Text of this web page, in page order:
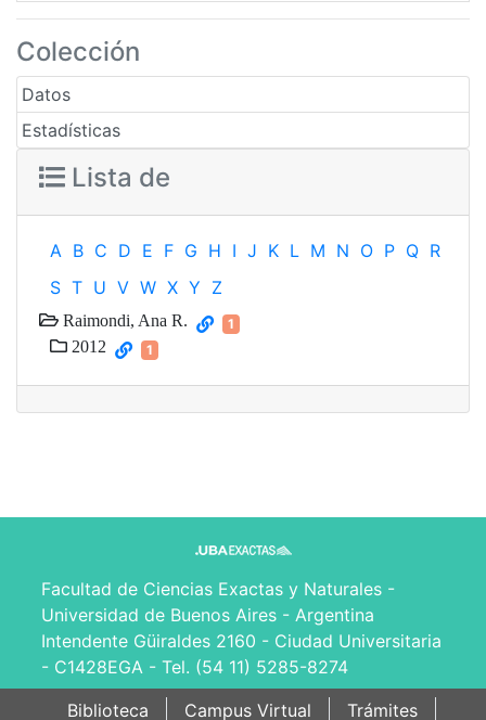
Colección
Datos
Estadísticas
Lista de
A B C D E F G H I J K L M N O P Q R
S T U V W X Y Z
Raimondi, Ana R. 1
2012 1
Facultad de Ciencias Exactas y Naturales -
Universidad de Buenos Aires - Argentina
Intendente Güiraldes 2160 - Ciudad Universitaria
- C1428EGA - Tel. (54 11) 5285-8274
Biblioteca
Campus Virtual Trámites